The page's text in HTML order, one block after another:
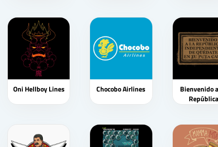
Oni Hellboy Lines Chocobo Airlines
Bienvenido
República